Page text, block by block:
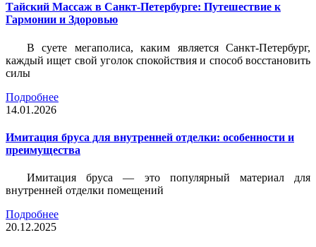
Тайский Массаж в Санкт-Петербурге: Путешествие к
Гармонии и Здоровью
В суете мегаполиса, каким является Санкт-Петербург,
каждый ищет свой уголок спокойствия и способ восстановить
силы
Подробнее
14.01.2026
Имитация бруса для внутренней отделки: особенности и
преимущества
Имитация бруса — это популярный материал для
внутренней отделки помещений
Подробнее
20.12.2025